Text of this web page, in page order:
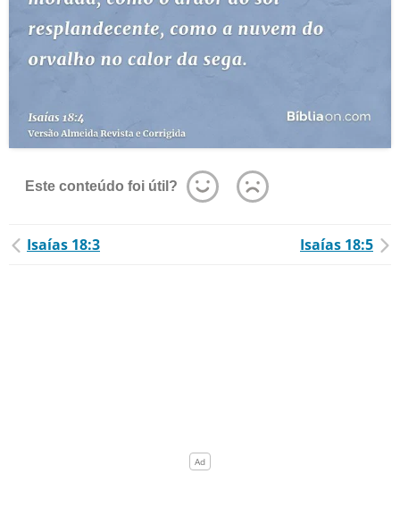
Este conteúdo foi útil?
Isaías 18:3 Isaías 18:5